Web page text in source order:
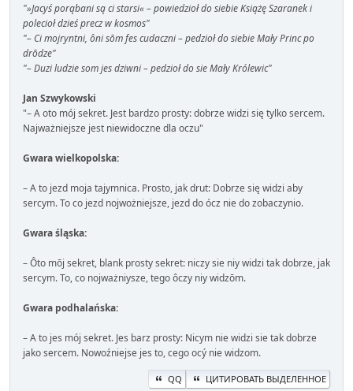
"»Jacyś porąbani są ci starsi« – powiedzioł do siebie Książę Szaranek i
polecioł dzieś precz w kosmos"
"– Ci mojryntni, ôni sōm fes cudaczni – pedzioł do siebie Mały Princ po
drōdze"
"– Duzi ludzie som jes dziwni – pedzioł do sie Mały Królewic"
Jan Szwykowski
"– A oto mój sekret. Jest bardzo prosty: dobrze widzi się tylko sercem.
Najważniejsze jest niewidoczne dla oczu"
Gwara wielkopolska:
– A to jezd moja tajymnica. Prosto, jak drut: Dobrze się widzi aby
sercym. To co jezd nojwożniejsze, jezd do ócz nie do zobaczynio.
Gwara śląska:
– Ôto mōj sekret, blank prosty sekret: niczy sie niy widzi tak dobrze, jak
sercym. To, co nojważniysze, tego ôczy niy widzōm.
Gwara podhalańska:
– A to jes mój sekret. Jes barz prosty: Nicym nie widzi sie tak dobrze
jako sercem. Nowoźniejse jes to, cego ocý nie widzom.
QQ ЦИТИРОВАТЬ ВЫДЕЛЕННОЕ